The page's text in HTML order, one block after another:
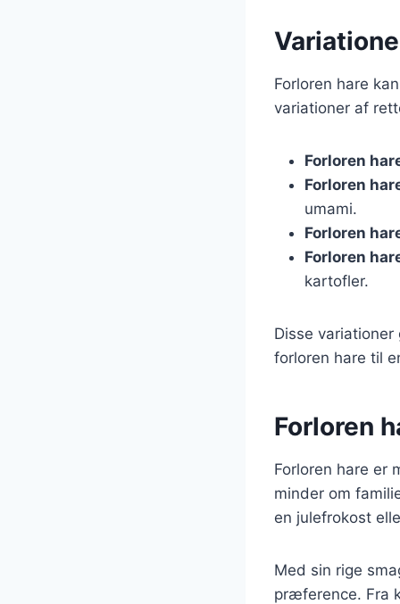
Forloren hare
variationer af
Forloren
Forloren
umami.
Forloren
Forloren
kartofler.
Disse
forloren hare til
Forloren
Forloren hare er
minder om
en julefrokost
Med sin rige
præference. Fra